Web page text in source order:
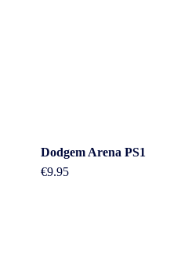
Dodgem Arena PS1
€9.95